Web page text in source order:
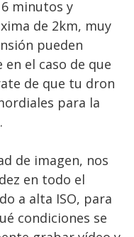
minutos y
de 2km, muy
pueden
el caso de que
de que tu dron
para la
de imagen, nos
en todo el
a alta ISO, para
condiciones se